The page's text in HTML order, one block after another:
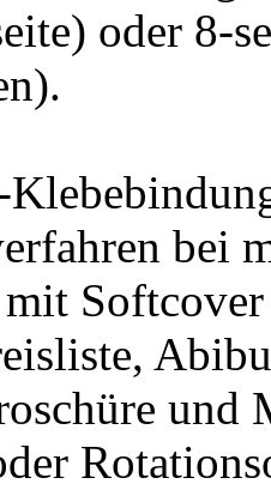
oder 8-
bei
und